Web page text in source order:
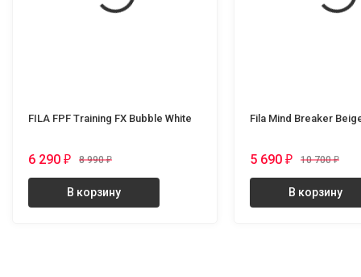
FILA FPF Training FX Bubble White
6 290 ₽ 8 990₽
В корзину
Fila Mind Breaker
5 690 ₽ 10 700₽
В корзину